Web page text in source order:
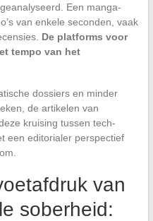
Een manga-
van enkele seconden, vaak
De platforms voor
tempo van het
dossiers en minder
de artikelen van
kruising tussen tech-
een editorialer perspectief
van
soberheid: